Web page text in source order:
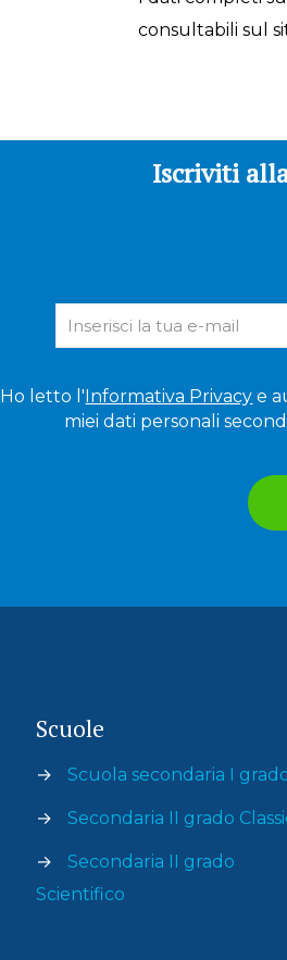
consultabili sul
Iscriviti
Ho letto l'Informativa Privacy e
miei dati personali
Scuole
→ Scuola secondaria I
→ Secondaria II grado
→
Secondaria II grado
Scientifico